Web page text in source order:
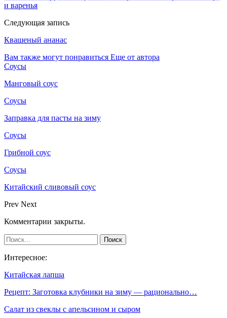
и варенья
Следующая запись
Квашеный ананас
Вам также могут понравиться Еще от автора
Соусы
Манговый соус
Соусы
Заправка для пасты на зиму
Соусы
Грибной соус
Соусы
Китайский сливовый соус
Prev Next
Комментарии закрыты.
Интересное:
Китайская лапша
Рецепт: Заготовка клубники на зиму — рационально…
Салат из свеклы с апельсином и сыром